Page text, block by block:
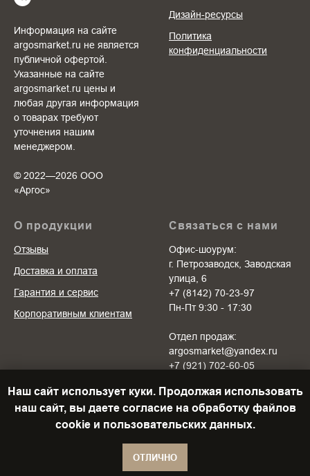
Информация на сайте
argosmarket.ru не является
публичной офертой.
Указанные на сайте
argosmarket.ru цены и
любая другая информация
о товарах требуют
уточнения нашим
менеджером.
© 2022—2026 ООО
«Аргоc»
Дизайн-ресурсы
Политика
конфиденциальности
О продукции
Отзывы
Доставка и оплата
Гарантия и сервис
Корпоративным клиентам
Связаться с нами
Офис-шоурум:
г. Петрозаводск, Заводская
улица, 6
+7 (8142) 70-23-97
Пн-Пт 9:30 - 17:30
Отдел продаж:
argosmarket@yandex.ru
+7 (921) 702-60-05
Cб-Вс 10:00 - 18:00
Наш сайт использует куки. Продолжая использовать
наш сайт, вы даете согласие на обработку файлов
cookie и пользовательских данных.
ОТЛИЧНО